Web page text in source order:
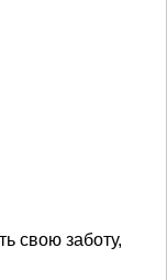
свою заботу,